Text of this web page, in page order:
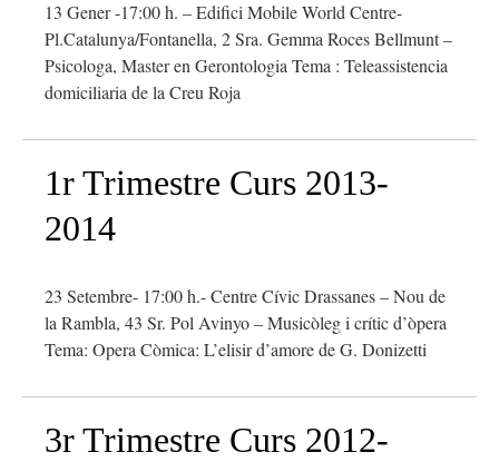
13 Gener -17:00 h. – Edifici Mobile World Centre-
Pl.Catalunya/Fontanella, 2 Sra. Gemma Roces Bellmunt –
Psicologa, Master en Gerontologia Tema : Teleassistencia
domiciliaria de la Creu Roja
1r Trimestre Curs 2013-
2014
23 Setembre- 17:00 h.- Centre Cívic Drassanes – Nou de
la Rambla, 43 Sr. Pol Avinyo – Musicòleg i crític d’òpera
Tema: Opera Còmica: L’elisir d’amore de G. Donizetti
3r Trimestre Curs 2012-